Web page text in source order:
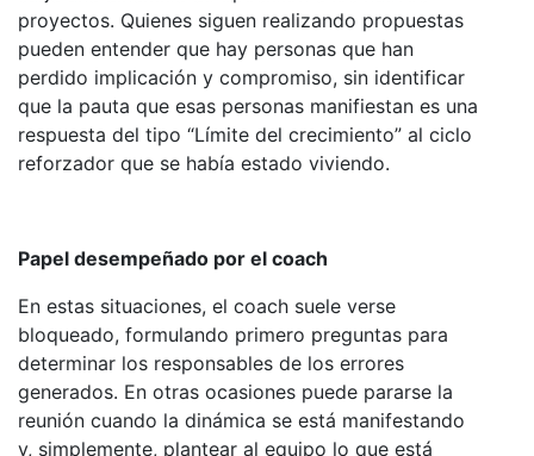
proyectos. Quienes siguen realizando propuestas
pueden entender que hay personas que han
perdido implicación y compromiso, sin identificar
que la pauta que esas personas manifiestan es una
respuesta del tipo “Límite del crecimiento” al ciclo
reforzador que se había estado viviendo.
Papel desempeñado por el coach
En estas situaciones, el coach suele verse
bloqueado, formulando primero preguntas para
determinar los responsables de los errores
generados. En otras ocasiones puede pararse la
reunión cuando la dinámica se está manifestando
y, simplemente, plantear al equipo lo que está